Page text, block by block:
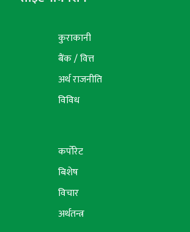
कुराकानी
बैंक / वित्त
अर्थ राजनीति
विविध
कर्पोरेट
बिशेष
विचार
अर्थतन्त्र